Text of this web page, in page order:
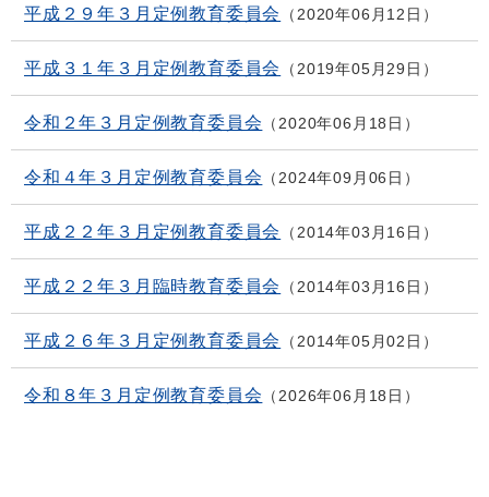
平成２９年３月定例教育委員会 2020年06月12日
平成３１年３月定例教育委員会 2019年05月29日
令和２年３月定例教育委員会 2020年06月18日
令和４年３月定例教育委員会 2024年09月06日
平成２２年３月定例教育委員会 2014年03月16日
平成２２年３月臨時教育委員会 2014年03月16日
平成２６年３月定例教育委員会 2014年05月02日
令和８年３月定例教育委員会 2026年06月18日